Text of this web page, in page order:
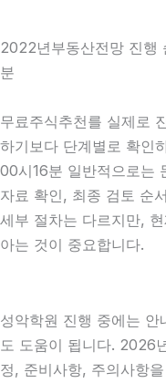
2022년부동산전망 진
분
무료주식추천를 실제로
하기보다 단계별로 확인
00시16분 일반적으로는
자료 확인, 최종 검토 순
세부 절차는 다르지만,
아는 것이 중요합니다.
성악학원 진행 중에는
도 도움이 됩니다. 2026
정, 준비사항, 주의사항